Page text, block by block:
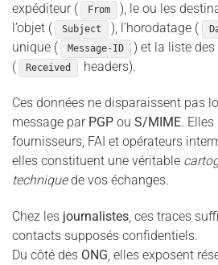
expéditeur (
From ), le ou les
l’objet (
Subject ), l’horodatage (
unique (
Message-ID
) et la liste
(
Received headers).
Ces données ne disparaissent pas
message par PGP ou S/MIME.
fournisseurs, FAI et opérateurs
elles constituent une véritable
techniquede vos échanges.
Chez les journalistes, ces traces
contacts supposés confidentiels.
Du côté des ONG, elles exposent